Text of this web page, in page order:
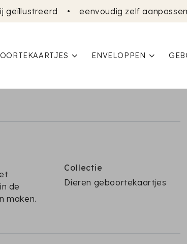
geïllustreerd • eenvoudig zelf aanpassen
ENVELOPPEN
de
maken.
Collectie
Dieren geboortekaartjes